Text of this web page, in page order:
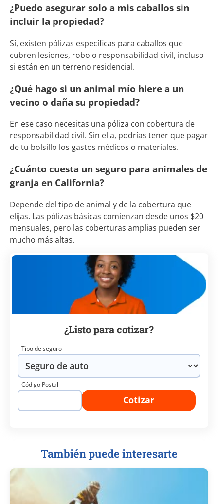
¿Puedo asegurar solo a mis caballos sin
incluir la propiedad?
Sí, existen pólizas específicas para caballos que
cubren lesiones, robo o responsabilidad civil, incluso
si están en un terreno residencial.
¿Qué hago si un animal mío hiere a un
vecino o daña su propiedad?
En ese caso necesitas una póliza con cobertura de
responsabilidad civil. Sin ella, podrías tener que pagar
de tu bolsillo los gastos médicos o materiales.
¿Cuánto cuesta un seguro para animales de
granja en California?
Depende del tipo de animal y de la cobertura que
elijas. Las pólizas básicas comienzan desde unos $20
mensuales, pero las coberturas amplias pueden ser
mucho más altas.
¿Listo para cotizar?
Tipo de seguro
Código Postal
Cotizar
También puede interesarte